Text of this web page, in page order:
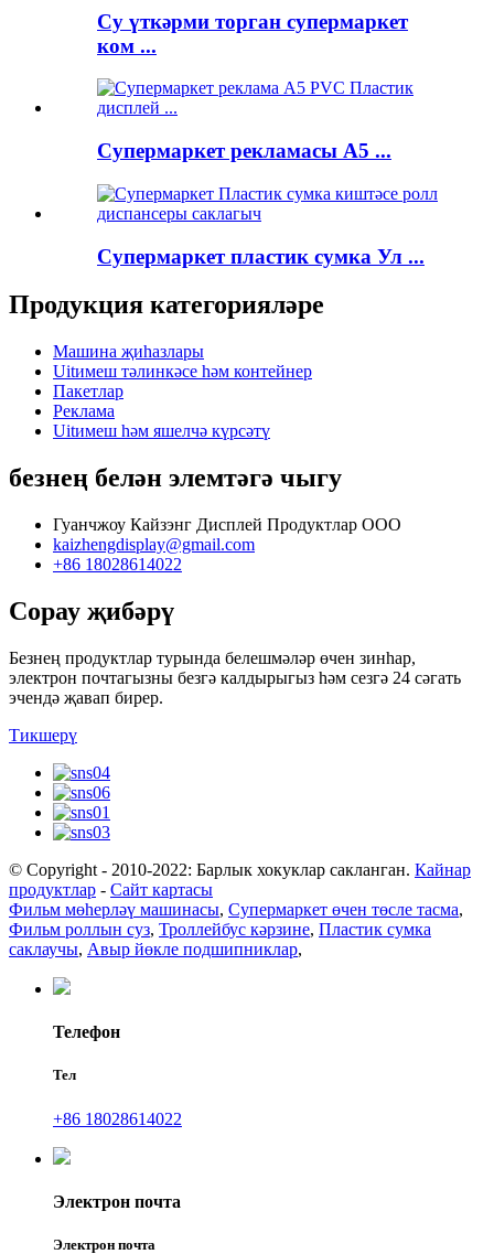
Су үткәрми торган супермаркет
ком ...
Супермаркет рекламасы A5 ...
Супермаркет пластик сумка Ул ...
Продукция категорияләре
Машина җиһазлары
Uitимеш тәлинкәсе һәм контейнер
Пакетлар
Реклама
Uitимеш һәм яшелчә күрсәтү
безнең белән элемтәгә чыгу
Гуанчжоу Кайзэнг Дисплей Продуктлар ООО
kaizhengdisplay@gmail.com
+86 18028614022
Сорау җибәрү
Безнең продуктлар турында белешмәләр өчен зинһар,
электрон почтагызны безгә калдырыгыз һәм сезгә 24 сәгать
эчендә җавап бирер.
Тикшерү
© Copyright - 2010-2022: Барлык хокуклар сакланган. Кайнар
продуктлар - Сайт картасы
Фильм мөһерләү машинасы, Супермаркет өчен төсле тасма,
Фильм роллын суз, Троллейбус кәрзине, Пластик сумка
саклаучы, Авыр йөкле подшипниклар,
Телефон
Тел
+86 18028614022
Электрон почта
Электрон почта